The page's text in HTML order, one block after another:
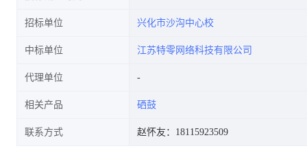
招标单位 兴化市沙沟中心校
中标单位 江苏特零网络科技有限公司
代理单位
相关产品 硒鼓
联系方式 赵怀友：18115923509